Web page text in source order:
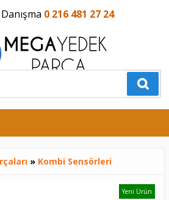
0 216 481 27 24
Üye Olmak İstiyorum
» Kombi Sensörleri
Yeni Ürün